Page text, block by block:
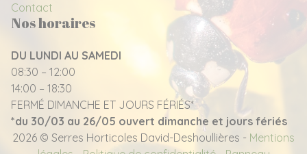
Contact
Nos horaires
DU LUNDI AU SAMEDI
08:30 – 12:00
14:00 – 18:30
FERMÉ DIMANCHE ET JOURS FÉRIÉS*
*du 30/03 au 26/05 ouvert dimanche et jours fériés
2026 © Serres Horticoles David-Deshoullières - Mentions